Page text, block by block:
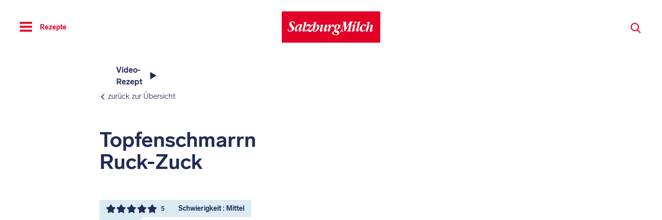
Toggle
navigation
Rezepte
Video-
Rezept
zurück zur Übersicht
Topfenschmarrn
Ruck-Zuck
5 Schwierigkeit : Mittel